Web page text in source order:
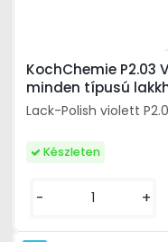
KochChemie P2.03
minden típusú
Lack-Polish violett
Készleten
- +